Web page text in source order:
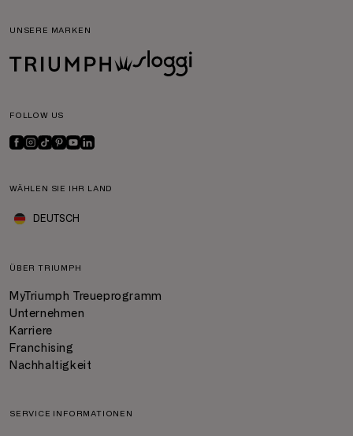
UNSERE MARKEN
FOLLOW US
WÄHLEN SIE IHR LAND
DEUTSCH
ÜBER TRIUMPH
MyTriumph Treueprogramm
Unternehmen
Karriere
Franchising
Nachhaltigkeit
SERVICE INFORMATIONEN